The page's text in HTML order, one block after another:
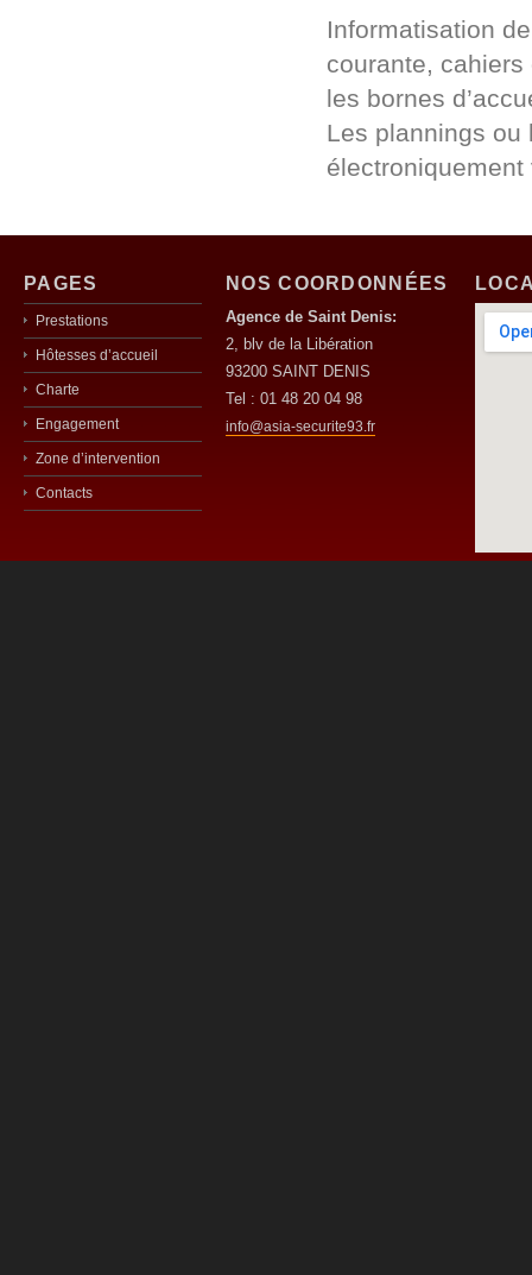
Informatisation
courante,
les bornes
Les plannings ou
électroniquement
PAGES
Prestations
Hôtesses d’accueil
Charte
Engagement
Zone d’intervention
Contacts
NOS COORDONNÉES
Agence de Saint Denis:
2, blv de la Libération
93200 SAINT DENIS
Tel : 01 48 20 04 98
info@asia-securite93.fr